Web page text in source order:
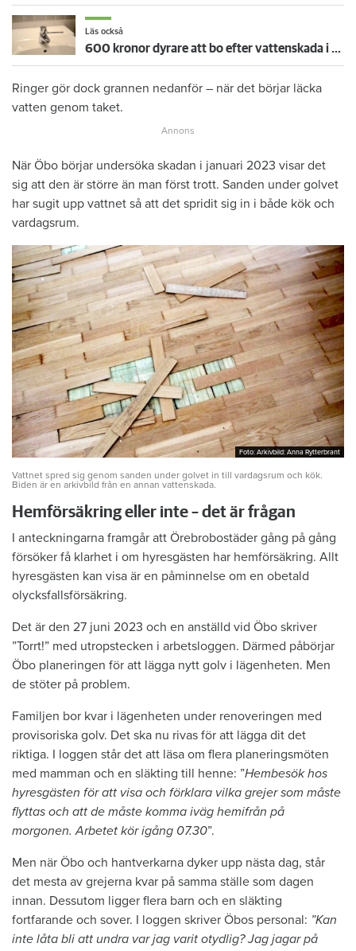
Läs också
600 kronor dyrare att bo efter vattenskada i Varberg
Ringer gör dock grannen nedanför – när det börjar läcka
vatten genom taket.
När Öbo börjar undersöka skadan i januari 2023 visar det
sig att den är större än man först trott. Sanden under golvet
har sugit upp vattnet så att det spridit sig in i både kök och
vardagsrum.
Foto: Arkivbild: Anna Rytterbrant
Foto: Arkivbild: Anna Rytterbrant
Vattnet spred sig genom sanden under golvet in till vardagsrum och kök.
Biden är en arkivbild från en annan vattenskada.
Hemförsäkring eller inte – det är frågan
I anteckningarna framgår att Örebrobostäder gång på gång
försöker få klarhet i om hyresgästen har hemförsäkring. Allt
hyresgästen kan visa är en påminnelse om en obetald
olycksfallsförsäkring.
Det är den 27 juni 2023 och en anställd vid Öbo skriver
”Torrt!” med utropstecken i arbetsloggen. Därmed påbörjar
Öbo planeringen för att lägga nytt golv i lägenheten. Men
de stöter på problem.
Familjen bor kvar i lägenheten under renoveringen med
provisoriska golv. Det ska nu rivas för att lägga dit det
riktiga. I loggen står det att läsa om flera planeringsmöten
med mamman och en släkting till henne: ”Hembesök hos
hyresgästen för att visa och förklara vilka grejer som måste
flyttas och att de måste komma iväg hemifrån på
morgonen. Arbetet kör igång 07.30”.
Men när Öbo och hantverkarna dyker upp nästa dag, står
det mesta av grejerna kvar på samma ställe som dagen
innan. Dessutom ligger flera barn och en släkting
fortfarande och sover. I loggen skriver Öbos personal: ”Kan
inte låta bli att undra var jag varit otydlig? Jag jagar på